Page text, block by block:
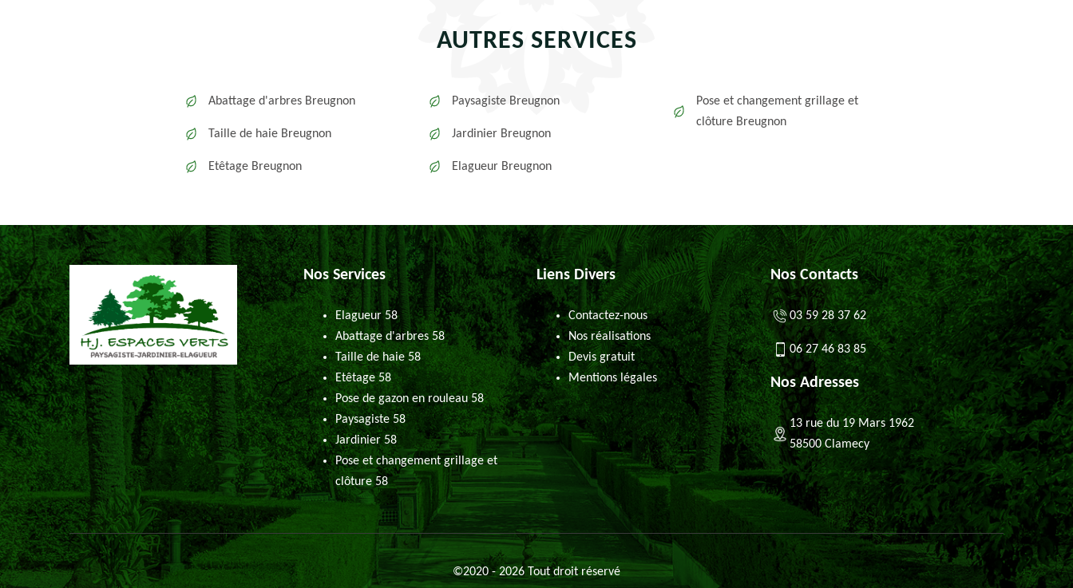
AUTRES SERVICES
Abattage d'arbres Breugnon
Taille de haie Breugnon
Etêtage Breugnon
Paysagiste Breugnon
Jardinier Breugnon
Elagueur Breugnon
Pose et changement grillage et
clôture Breugnon
Nos Services
Elagueur 58
Abattage d'arbres 58
Taille de haie 58
Etêtage 58
Pose de gazon en rouleau 58
Paysagiste 58
Jardinier 58
Pose et changement grillage et
clôture 58
Liens Divers
Contactez-nous
Nos réalisations
Devis gratuit
Mentions légales
Nos Contacts
03 59 28 37 62
06 27 46 83 85
Nos Adresses
13 rue du 19 Mars 1962
58500 Clamecy
©2020 - 2026 Tout droit réservé